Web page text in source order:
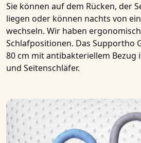
Sie können auf dem Rücken, der
liegen oder können nachts von
wechseln. Wir haben
Schlafpositionen. Das Supportho
80 cm mit antibakteriellem Bezug
und Seitenschläfer.